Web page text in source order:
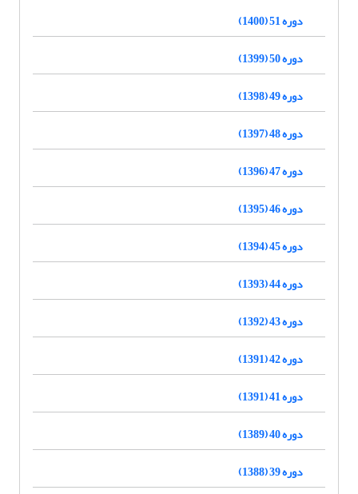
دوره 51 (1400)
دوره 50 (1399)
دوره 49 (1398)
دوره 48 (1397)
دوره 47 (1396)
دوره 46 (1395)
دوره 45 (1394)
دوره 44 (1393)
دوره 43 (1392)
دوره 42 (1391)
دوره 41 (1391)
دوره 40 (1389)
دوره 39 (1388)